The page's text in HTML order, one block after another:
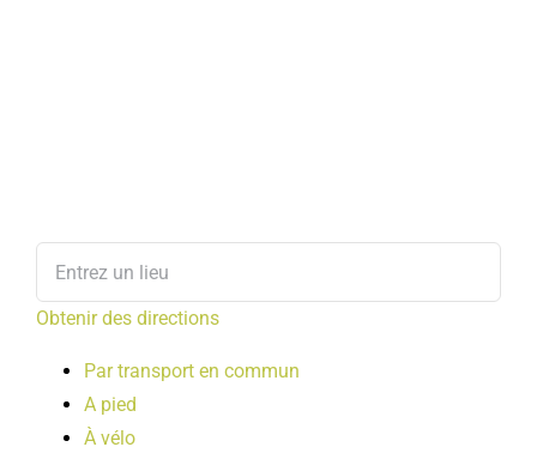
Obtenir des directions
Par transport en commun
A pied
À vélo